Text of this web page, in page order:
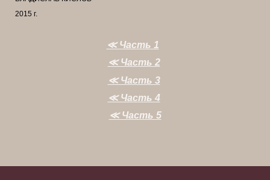
2015 г.
≪ Часть 1
≪ Часть 2
≪ Часть 3
≪ Часть 4
≪ Часть 5